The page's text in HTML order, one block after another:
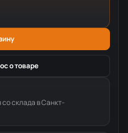
о товаре
склада в Санкт-